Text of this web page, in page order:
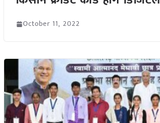
October 11, 2022